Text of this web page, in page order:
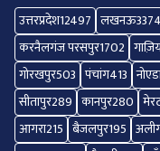
उत्तरप्रदेश12497 लखनऊ3374
करनैलगंज परसपुर1702
गोरखपुर503 पंचांग413
सीतापुर289 कानपुर280
आगरा215 बैजलपुर195